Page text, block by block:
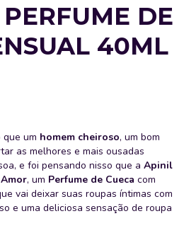
DE
40ML
que um homem cheiroso, um bom
as melhores e mais ousadas
e foi pensando nisso que a Apinil
, um Perfume de Cueca com
vai deixar suas roupas íntimas com
e uma deliciosa sensação de roupa